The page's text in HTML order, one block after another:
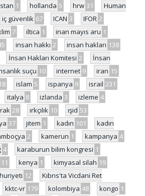
1 hollanda 5 hrw 31
Human
iç güvenlik 67 ICAN 3 IFOR 2
7 iltica 1 inan mayıs aru 1
insan hakkı 2 insan hakları 138
İnsan Hakları Komitesi 2
İnsan
suçu 10 internet 9 iran 15
18 islam 5 ispanya 9 israil 231
italya 8 izlanda 3 izleme 4
28 ırkçılık 10 ışid 53
37 jitem 1 kadın 101
kadın
2 kamerun 1 kampanya 4
4 karaburun bilim kongresi 1
11 kenya 1 kimyasal silah 19
12
Kıbrıs'ta Vicdani Ret
kktc-vr 179 kolombiya 48 kongo 1